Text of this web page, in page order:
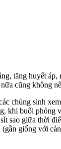
tăng huyết
cũng không
chủng sinh
khi buổi
sao giữa thời
giống với